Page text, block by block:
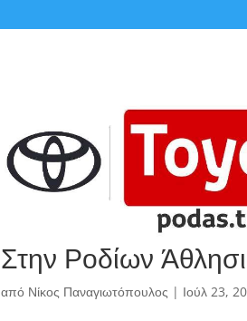
Στην Ροδίων
από Νίκος Παναγιωτόπουλος | Ιούλ 23,